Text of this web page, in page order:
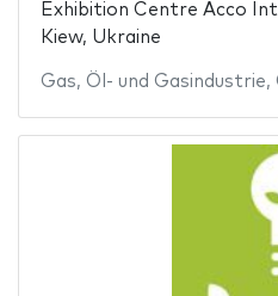
Exhibition Centre Acco
Kiew, Ukraine
Gas, Öl- und Gasindustrie,